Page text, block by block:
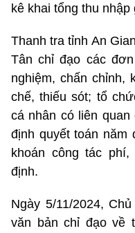
kê khai tổng thu
Thanh tra tỉnh An
Tân chỉ đạo các
nghiệm, chấn chỉnh,
chế, thiếu sót; tổ
cá nhân có liên quan
định quyết toán năm
khoán công tác
định.
Ngày 5/11/2024,
văn bản chỉ đạo về